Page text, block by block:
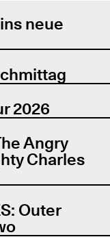
neue
2026
Angry
Charles
Outer